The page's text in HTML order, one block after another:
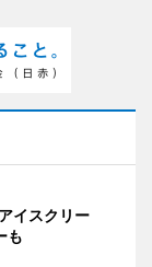
イスクリー
も